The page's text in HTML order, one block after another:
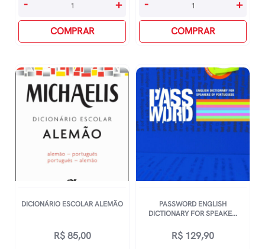
michaelis
Espanhol
- +
COMPRAR
Port
quantidade
- +
COMPRAR
DICIONÁRIO ESCOLAR ALEMÃO
R$85,00
PASSWORD ENGLISH
DICTIONARY FOR SPEAKE...
R$ 129,90